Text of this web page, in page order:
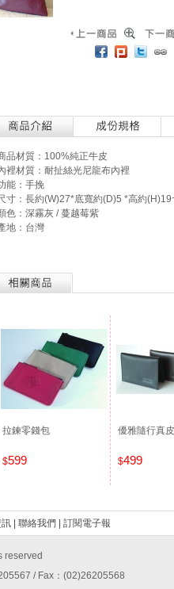
品材質：100%純正牛皮
裡材質：耐扯絲光尼龍布內裡
能：手挽
寸：長約(W)27*底寬約(D)5 *高約
色：深霧灰 / 蔓越莓紫
地：台灣
拉鍊零錢包
$599
優雅隨行真
$499
聯絡我們 訂閱電子報
reserved
/ Fax：(02)26205568